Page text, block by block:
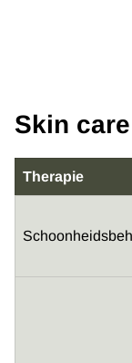
Skin care
Therapie